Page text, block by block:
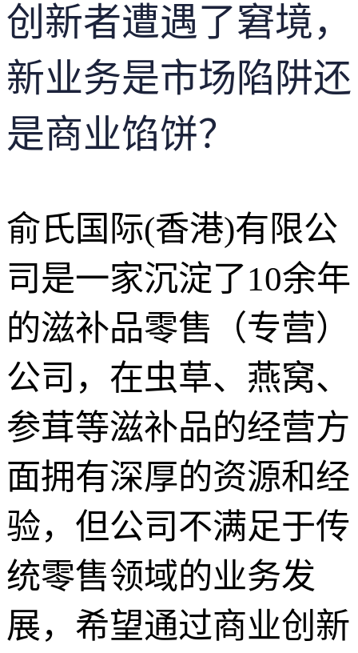
创新者遭遇了窘境，
新业务是市场陷阱还
是商业馅饼？
俞氏国际(香港)有限公
司是一家沉淀了10余年
的滋补品零售（专营）
公司，在虫草、燕窝、
参茸等滋补品的经营方
面拥有深厚的资源和经
验，但公司不满足于传
统零售领域的业务发
展，希望通过商业创新